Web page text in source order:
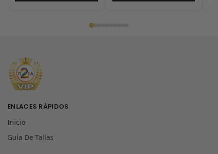
ENLACES RÁPIDOS
Inicio
Guía De Tallas